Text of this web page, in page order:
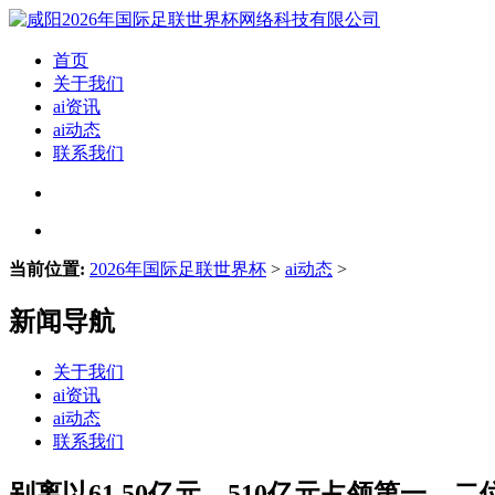
首页
关于我们
ai资讯
ai动态
联系我们
当前位置: 2026年国际足联世界杯 > ai动态 >
新闻导航
关于我们
ai资讯
ai动态
联系我们